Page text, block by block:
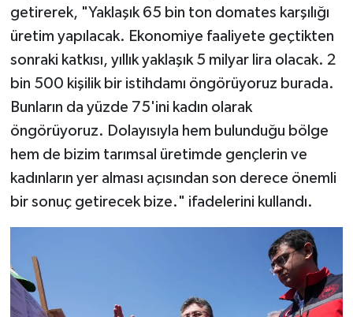
getirerek, "Yaklaşık 65 bin ton domates karşılığı
üretim yapılacak. Ekonomiye faaliyete geçtikten
sonraki katkısı, yıllık yaklaşık 5 milyar lira olacak. 2
bin 500 kişilik bir istihdamı öngörüyoruz burada.
Bunların da yüzde 75'ini kadın olarak
öngörüyoruz. Dolayısıyla hem bulunduğu bölge
hem de bizim tarımsal üretimde gençlerin ve
kadınların yer alması açısından son derece önemli
bir sonuç getirecek bize." ifadelerini kullandı.